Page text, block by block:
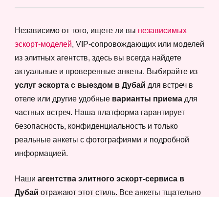
Независимо от того, ищете ли вы независимых
эскорт-моделей, VIP-сопровождающих или моделей
из элитных агентств, здесь вы всегда найдете
актуальные и проверенные анкеты. Выбирайте из
услуг эскорта с выездом в Дубай для встреч в
отеле или другие удобные варианты приема для
частных встреч. Наша платформа гарантирует
безопасность, конфиденциальность и только
реальные анкеты с фотографиями и подробной
информацией.
Наши агентства элитного эскорт-сервиса в
Дубай отражают этот стиль. Все анкеты тщательно